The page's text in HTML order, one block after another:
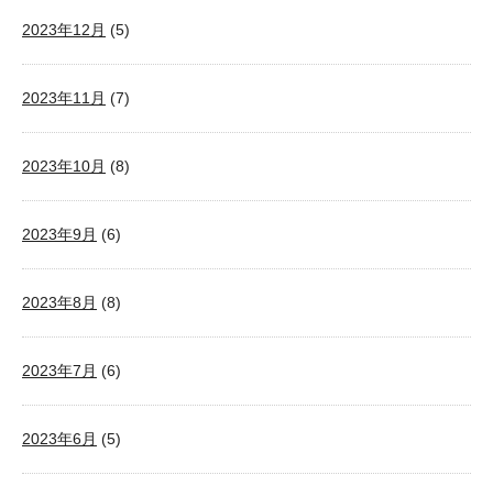
2023年12月 (5)
2023年11月 (7)
2023年10月 (8)
2023年9月 (6)
2023年8月 (8)
2023年7月 (6)
2023年6月 (5)